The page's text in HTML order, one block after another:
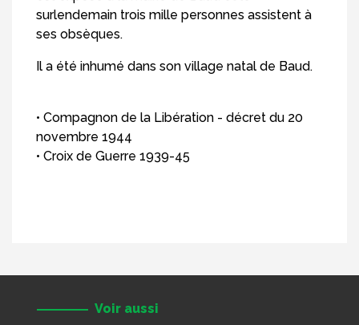
surlendemain trois mille personnes assistent à
ses obsèques.
Il a été inhumé dans son village natal de Baud.
• Compagnon de la Libération - décret du 20
novembre 1944
• Croix de Guerre 1939-45
Voir aussi